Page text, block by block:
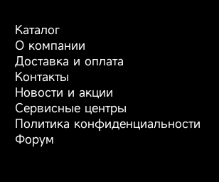
Наклон ручки
Количество режимов
уборки
Поддержка Wi-Fi
Управление с
помощью смартфона
Есть
Каталог
Беспроводные пылесосы
Роботы-пылесосы
Моющие пылесосы
Фены
Аксессуары
О компании
Доставка и оплата
Контакты
Новости и акции
Сервисные центры
Политика конфиденциальности
Форум